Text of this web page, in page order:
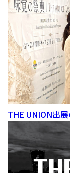
THE UNION出